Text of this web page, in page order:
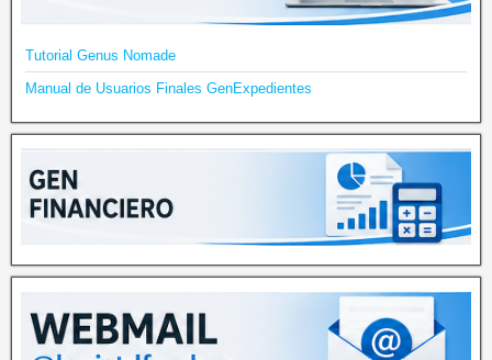
Tutorial Genus Nomade
Manual de Usuarios Finales GenExpedientes